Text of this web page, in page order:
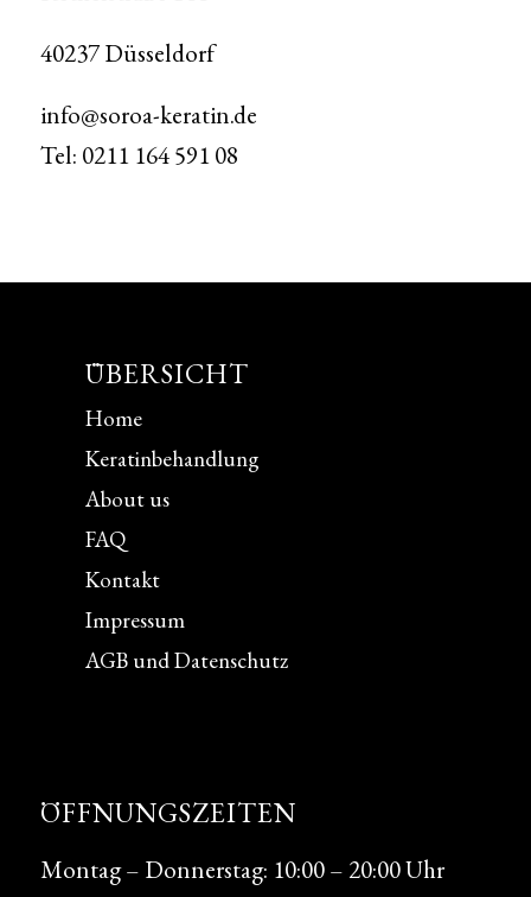
40237 Düsseldorf
info@soroa-keratin.de
Tel: 0211 164 591 08
ÜBERSICHT
Home
Keratinbehandlung
About us
FAQ
Kontakt
Impressum
AGB und Datenschutz
ÖFFNUNGSZEITEN
Montag – Donnerstag: 10:00 – 20:00 Uhr